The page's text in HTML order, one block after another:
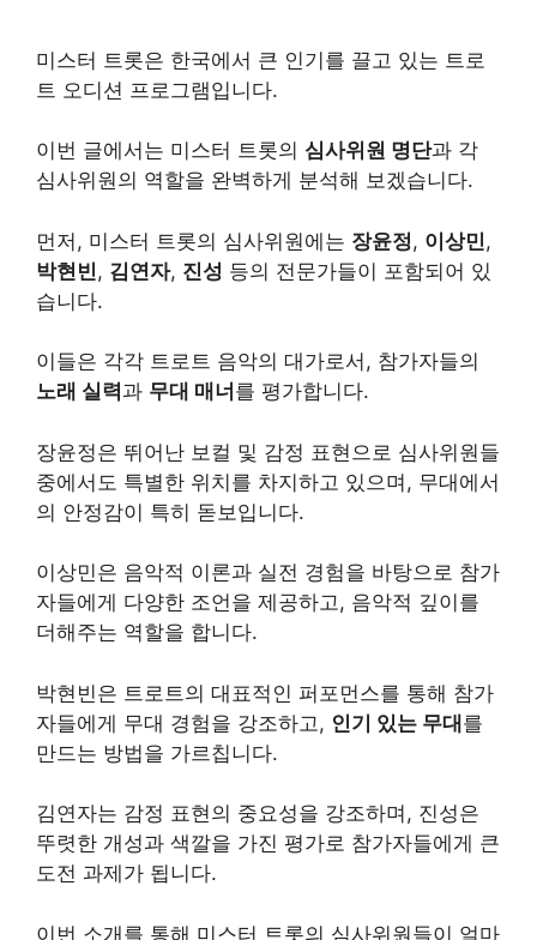
미스터 트롯은 한국에서 큰 인기를 끌고 있는 트로
트 오디션 프로그램입니다.
이번 글에서는 미스터 트롯의 심사위원 명단과 각
심사위원의 역할을 완벽하게 분석해 보겠습니다.
먼저, 미스터 트롯의 심사위원에는 장윤정, 이상민,
박현빈, 김연자, 진성 등의 전문가들이 포함되어 있
습니다.
이들은 각각 트로트 음악의 대가로서, 참가자들의
노래 실력과 무대 매너 를 평가합니다.
장윤정은 뛰어난 보컬 및 감정 표현으로 심사위원들
중에서도 특별한 위치를 차지하고 있으며, 무대에서
의 안정감이 특히 돋보입니다.
이상민은 음악적 이론과 실전 경험을 바탕으로 참가
자들에게 다양한 조언을 제공하고, 음악적 깊이를
더해주는 역할을 합니다.
박현빈은 트로트의 대표적인 퍼포먼스를 통해 참가
자들에게 무대 경험을 강조하고, 인기 있는 무대를
만드는 방법을 가르칩니다.
김연자는 감정 표현의 중요성을 강조하며, 진성은
뚜렷한 개성과 색깔을 가진 평가로 참가자들에게 큰
도전 과제가 됩니다.
이번 소개를 통해 미스터 트롯의 심사위원들이 얼마